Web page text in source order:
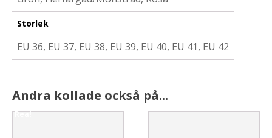
Storlek
EU 36, EU 37, EU 38, EU 39, EU 40, EU 41, EU 42
Andra kollade också på...
Rea!